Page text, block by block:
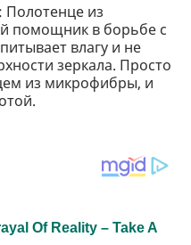
из
помощник в борьбе с
влагу и не
зеркала. Просто
из микрофибры, и